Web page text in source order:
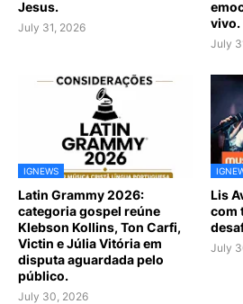
Jesus.
July 31, 2026
vivo.
July
IGNEWS
Latin Grammy 2026:
categoria gospel reúne
Klebson Kollins, Ton Carfi,
Victin e Júlia Vitória em
disputa aguardada pelo
público.
July 30, 2026
Lis
com
July